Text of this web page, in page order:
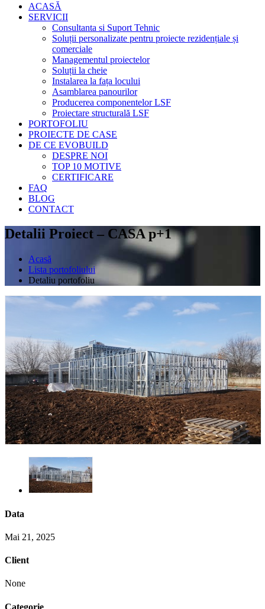
ACASĂ
SERVICII
Consultanta si Suport Tehnic
Soluții personalizate pentru proiecte rezidențiale și
comerciale
Managementul proiectelor
Soluții la cheie
Instalarea la fața locului
Asamblarea panourilor
Producerea componentelor LSF
Proiectare structurală LSF
PORTOFOLIU
PROIECTE DE CASE
DE CE EVOBUILD
DESPRE NOI
TOP 10 MOTIVE
CERTIFICARE
FAQ
BLOG
CONTACT
Detalii Proiect – CASA p+1
Acasă
Lista portofoliului
Detaliu portofoliu
Data
Mai 21, 2025
Client
None
Categorie